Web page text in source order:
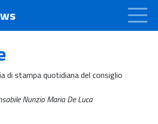
di stampa quotidiana del consiglio
Nunzio Maria De Luca